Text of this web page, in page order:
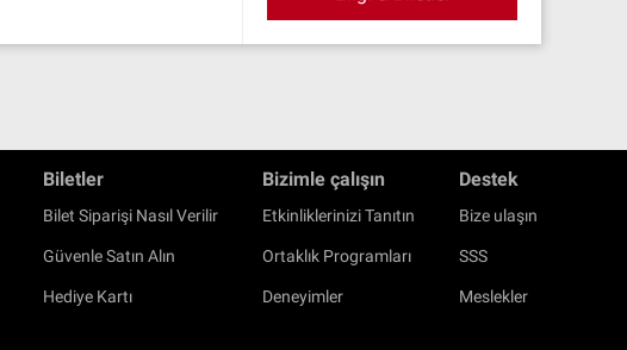
Biletler
Bilet Siparişi Nasıl Verilir
Güvenle Satın Alın
Hediye Kartı
Bizimle çalışın
Etkinliklerinizi Tanıtın
Ortaklık Programları
Deneyimler
Destek
Bize ulaşın
SSS
Meslekler